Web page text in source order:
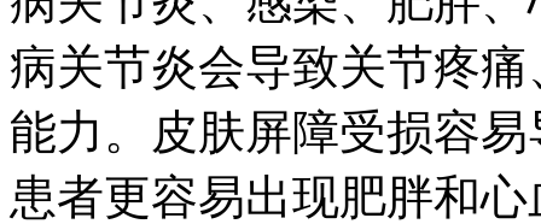
病关节炎会导致关节疼
能力。皮肤屏障受损容
患者更容易出现肥胖和